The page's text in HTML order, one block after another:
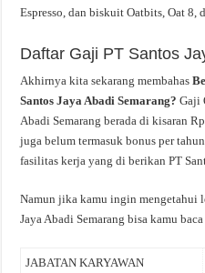
Espresso, dan biskuit Oatbits, Oat 8,
Daftar Gaji PT Santos
Akhirnya kita sekarang membahas
Santos Jaya Abadi Semarang? Gaji
Abadi Semarang berada di kisaran
juga belum termasuk bonus per
fasilitas kerja yang di berikan PT
Namun jika kamu ingin mengetahui
Jaya Abadi Semarang bisa kamu
JABATAN KARYAWAN